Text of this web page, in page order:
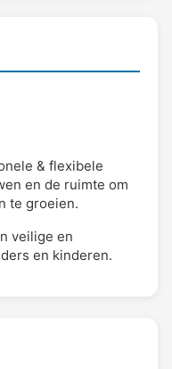
& flexibele
en de ruimte om
te groeien.
veilige en
en kinderen.